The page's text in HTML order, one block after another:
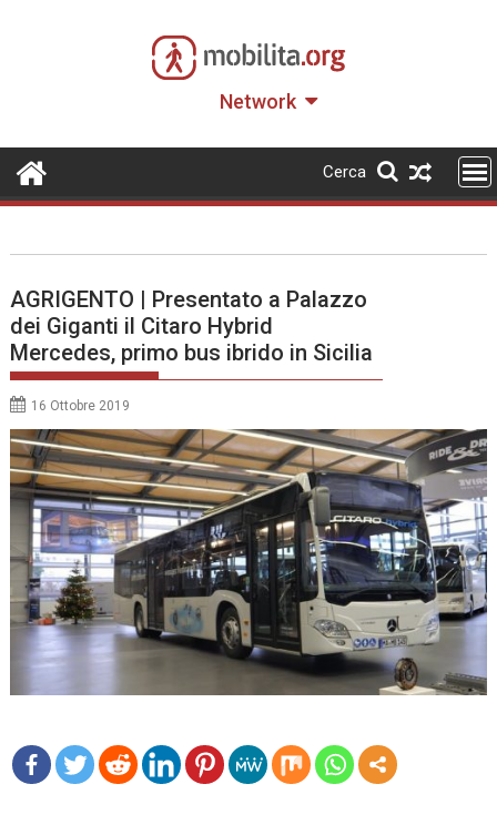
Network
Cerca
AGRIGENTO | Presentato a Palazzo
dei Giganti il Citaro Hybrid
Mercedes, primo bus ibrido in Sicilia
16 Ottobre 2019